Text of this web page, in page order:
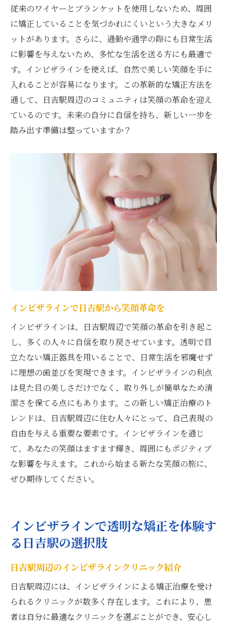
従来のワイヤーとブランケットを使用しないため、周囲
に矯正していることを気づかれにくいという大きなメリ
ットがあります。さらに、通勤や通学の際にも日常生活
に影響を与えないため、多忙な生活を送る方にも最適で
す。インビザラインを使えば、自然で美しい笑顔を手に
入れることが容易になります。この革新的な矯正方法を
通して、日吉駅周辺のコミュニティは笑顔の革命を迎え
ているのです。未来の自分に自信を持ち、新しい一歩を
踏み出す準備は整っていますか？
インビザラインで日吉駅から笑顔革命を
インビザラインは、日吉駅周辺で笑顔の革命を引き起こ
し、多くの人々に自信を取り戻させています。透明で目
立たない矯正器具を用いることで、日常生活を邪魔せず
に理想の歯並びを実現できます。インビザラインの利点
は見た目の美しさだけでなく、取り外しが簡単なため清
潔さを保てる点にもあります。この新しい矯正治療のト
レンドは、日吉駅周辺に住む人々にとって、自己表現の
自由を与える重要な要素です。インビザラインを通じ
て、あなたの笑顔はますます輝き、周囲にもポジティブ
な影響を与えます。これから始まる新たな笑顔の旅に、
ぜひ期待してください。
インビザラインで透明な矯正を体験す
る日吉駅の選択肢
日吉駅周辺のインビザラインクリニック紹介
日吉駅周辺には、インビザラインによる矯正治療を受け
られるクリニックが数多く存在します。これにより、患
者は自分に最適なクリニックを選ぶことができ、安心し